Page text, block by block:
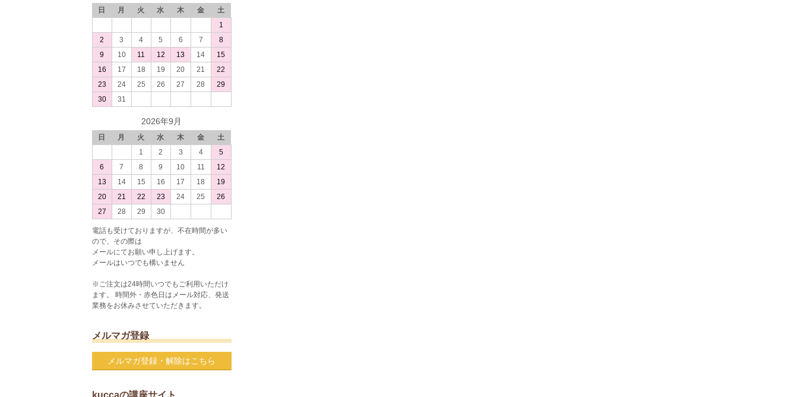
日 月 火 水 木 金
土
1
2
3 4 5 6 7
8
9
10 11 12 13 14
15
16
17 18 19 20 21
22
23
24 25 26 27 28
29
30
31
2026年9月
日 月 火 水 木 金
土
1
2 3 4
5
6
7 8 9 10 11
12
13
14 15 16 17 18
19
20
21 22 23 24 25
26
27
28 29 30
電話も受けておりますが、不在時間が多い
ので、その際は
メールにてお願い申し上げます。
メールはいつでも構いません
※ご注文は24時間いつでもご利用いただけ
ます。 時間外・赤色日はメール対応、発送
業務をお休みさせていただきます。
メルマガ登録
メルマガ登録・解除はこちら
kuccaの講座サイト